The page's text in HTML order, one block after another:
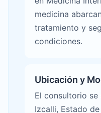
medicina
tratamiento y
condiciones.
Ubicación y
El consultorio se
Izcalli, Estado